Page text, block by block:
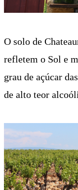
O solo de
refletem o Sol e
grau de açúcar
de alto teor